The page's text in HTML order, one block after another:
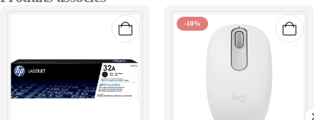
-10%